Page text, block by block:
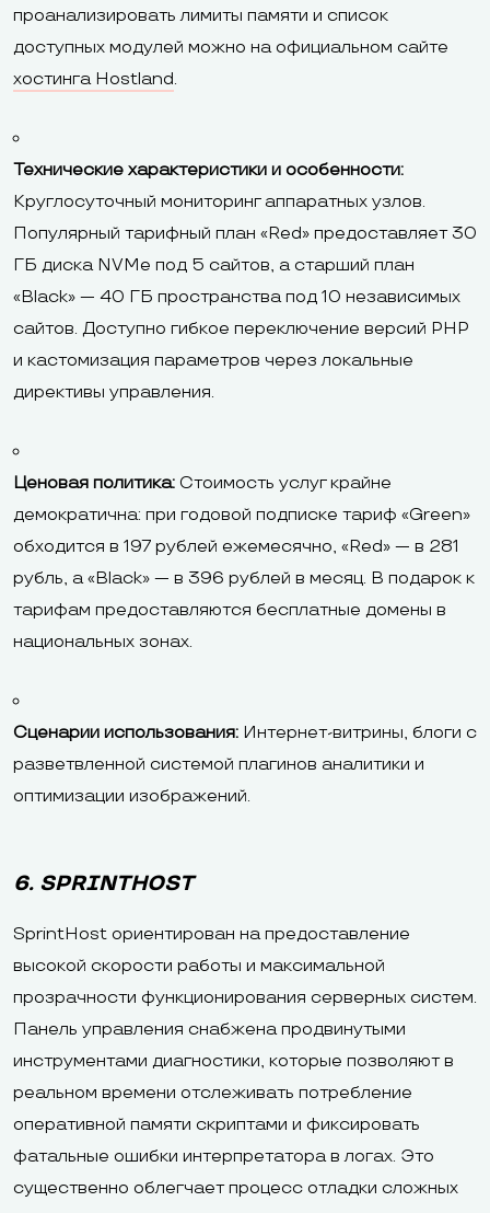
проанализировать лимиты памяти и список
доступных модулей можно на официальном сайте
хостинга Hostland.
Технические характеристики и особенности:
Круглосуточный мониторинг аппаратных узлов.
Популярный тарифный план «Red» предоставляет 30
ГБ диска NVMe под 5 сайтов, а старший план
«Black» — 40 ГБ пространства под 10 независимых
сайтов. Доступно гибкое переключение версий PHP
и кастомизация параметров через локальные
директивы управления.
Ценовая политика: Стоимость услуг крайне
демократична: при годовой подписке тариф «Green»
обходится в 197 рублей ежемесячно, «Red» — в 281
рубль, а «Black» — в 396 рублей в месяц. В подарок к
тарифам предоставляются бесплатные домены в
национальных зонах.
Сценарии использования: Интернет-витрины, блоги с
разветвленной системой плагинов аналитики и
оптимизации изображений.
6. SPRINTHOST
SprintHost ориентирован на предоставление
высокой скорости работы и максимальной
прозрачности функционирования серверных систем.
Панель управления снабжена продвинутыми
инструментами диагностики, которые позволяют в
реальном времени отслеживать потребление
оперативной памяти скриптами и фиксировать
фатальные ошибки интерпретатора в логах. Это
существенно облегчает процесс отладки сложных